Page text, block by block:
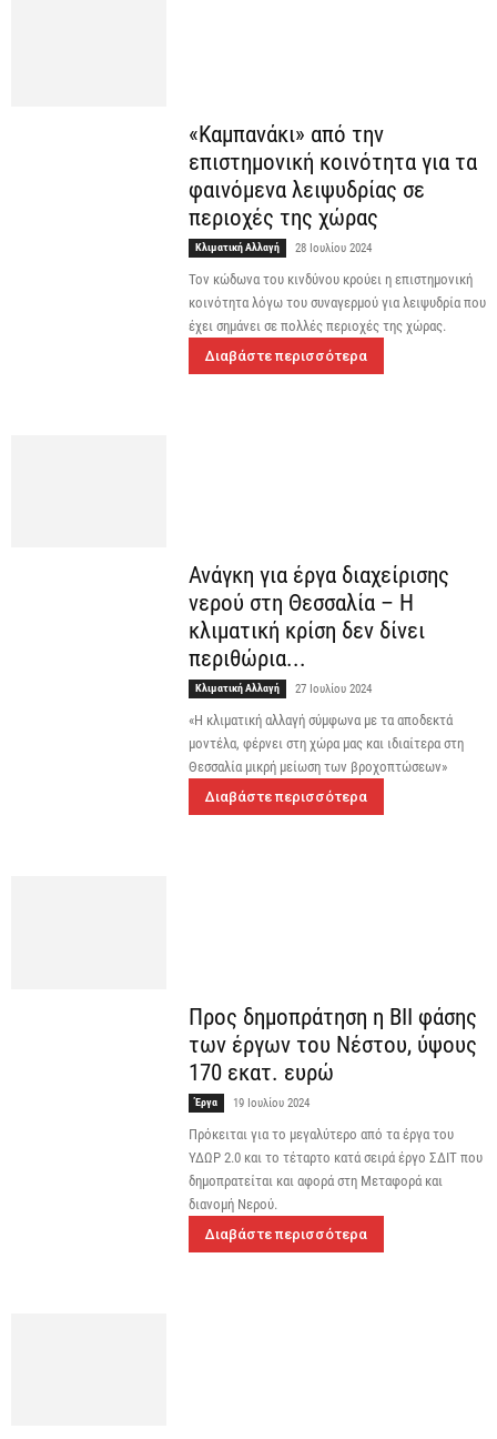
«Καμπανάκι» από την
επιστημονική κοινότητα για τα
φαινόμενα λειψυδρίας σε
περιοχές της χώρας
Κλιματική Αλλαγή 28 Ιουλίου 2024
Τον κώδωνα του κινδύνου κρούει η επιστημονική
κοινότητα λόγω του συναγερμού για λειψυδρία που
έχει σημάνει σε πολλές περιοχές της χώρας.
Διαβάστε περισσότερα
Ανάγκη για έργα διαχείρισης
νερού στη Θεσσαλία – Η
κλιματική κρίση δεν δίνει
περιθώρια...
Κλιματική Αλλαγή 27 Ιουλίου 2024
«Η κλιματική αλλαγή σύμφωνα με τα αποδεκτά
μοντέλα, φέρνει στη χώρα μας και ιδιαίτερα στη
Θεσσαλία μικρή μείωση των βροχοπτώσεων»
Διαβάστε περισσότερα
Προς δημοπράτηση η ΒΙΙ φάσης
των έργων του Νέστου, ύψους
170 εκατ. ευρώ
Έργα 19 Ιουλίου 2024
Πρόκειται για το μεγαλύτερο από τα έργα του
ΥΔΩΡ 2.0 και το τέταρτο κατά σειρά έργο ΣΔΙΤ που
δημοπρατείται και αφορά στη Μεταφορά και
διανομή Νερού.
Διαβάστε περισσότερα